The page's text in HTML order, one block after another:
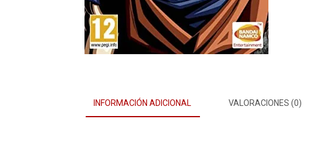
INFORMACIÓN ADICIONAL VALORACIONES (0)